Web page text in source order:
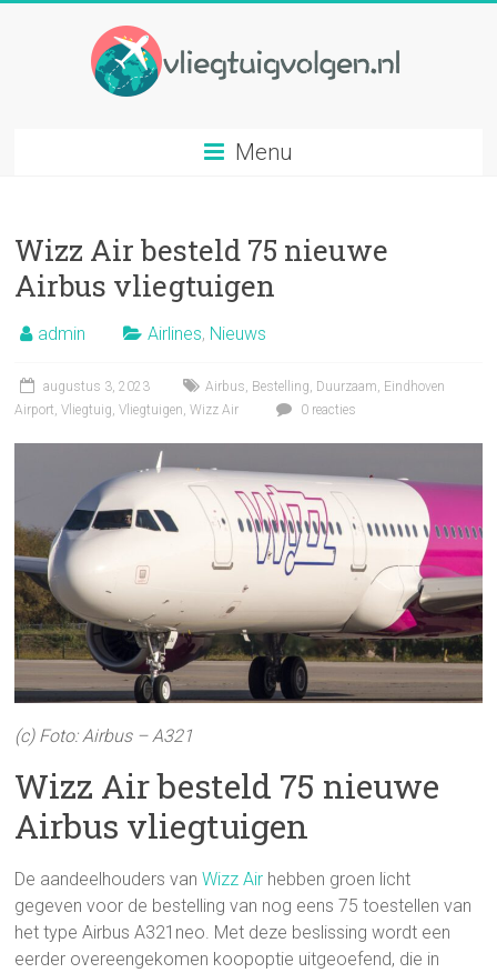
elk
gewenst
vliegtuig
op
basis
van
vluchtnummer
Menu
Wizz Air besteld 75 nieuwe
Airbus vliegtuigen
admin Airlines, Nieuws
augustus 3, 2023 Airbus, Bestelling, Duurzaam, Eindhoven
Airport,Vliegtuig,Vliegtuigen,Wizz Air 0 reacties
(c) Foto: Airbus – A321
Wizz Air besteld 75 nieuwe
Airbus vliegtuigen
De aandeelhouders vanWizz Air hebben groen licht
gegeven voor de bestelling van nog eens 75 toestellen van
het type Airbus A321neo. Met deze beslissing wordt een
eerder overeengekomen koopoptie uitgeoefend, die in